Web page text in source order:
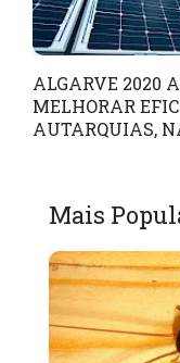
ALGARVE 2020
MELHORAR
AUTARQUIAS,
Mais